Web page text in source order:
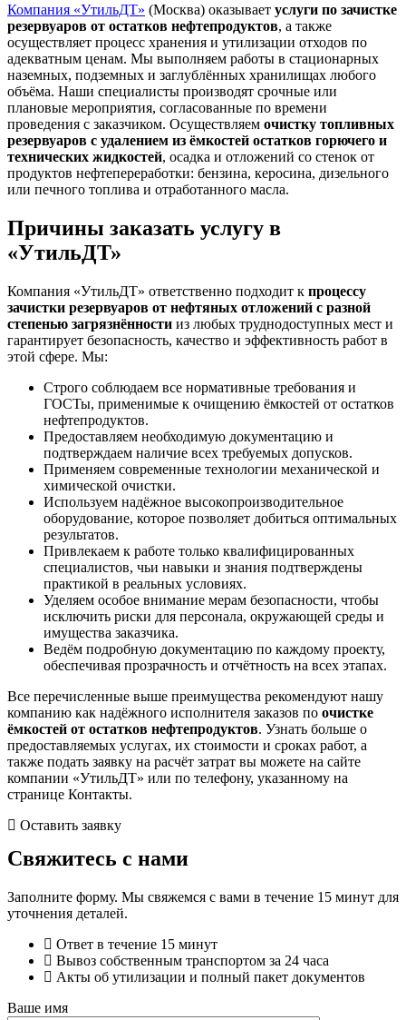
Компания «УтильДТ» (Москва) оказывает услуги по зачистке
резервуаров от остатков нефтепродуктов, а также
осуществляет процесс хранения и утилизации отходов по
адекватным ценам. Мы выполняем работы в стационарных
наземных, подземных и заглублённых хранилищах любого
объёма. Наши специалисты производят срочные или
плановые мероприятия, согласованные по времени
проведения с заказчиком. Осуществляем очистку топливных
резервуаров с удалением из ёмкостей остатков горючего и
технических жидкостей, осадка и отложений со стенок от
продуктов нефтепереработки: бензина, керосина, дизельного
или печного топлива и отработанного масла.
Причины заказать услугу в
«УтильДТ»
Компания «УтильДТ» ответственно подходит к процессу
зачистки резервуаров от нефтяных отложений с разной
степенью загрязнённости из любых труднодоступных мест и
гарантирует безопасность, качество и эффективность работ в
этой сфере. Мы:
Строго соблюдаем все нормативные требования и
ГОСТы, применимые к очищению ёмкостей от остатков
нефтепродуктов.
Предоставляем необходимую документацию и
подтверждаем наличие всех требуемых допусков.
Применяем современные технологии механической и
химической очистки.
Используем надёжное высокопроизводительное
оборудование, которое позволяет добиться оптимальных
результатов.
Привлекаем к работе только квалифицированных
специалистов, чьи навыки и знания подтверждены
практикой в реальных условиях.
Уделяем особое внимание мерам безопасности, чтобы
исключить риски для персонала, окружающей среды и
имущества заказчика.
Ведём подробную документацию по каждому проекту,
обеспечивая прозрачность и отчётность на всех этапах.
Все перечисленные выше преимущества рекомендуют нашу
компанию как надёжного исполнителя заказов по очистке
ёмкостей от остатков нефтепродуктов. Узнать больше о
предоставляемых услугах, их стоимости и сроках работ, а
также подать заявку на расчёт затрат вы можете на сайте
компании «УтильДТ» или по телефону, указанному на
странице Контакты.
Оставить заявку
Свяжитесь с нами
Заполните форму. Мы свяжемся с вами в течение 15 минут для
уточнения деталей.
Ответ в течение 15 минут
Вывоз собственным транспортом за 24 часа
Акты об утилизации и полный пакет документов
Ваше имя